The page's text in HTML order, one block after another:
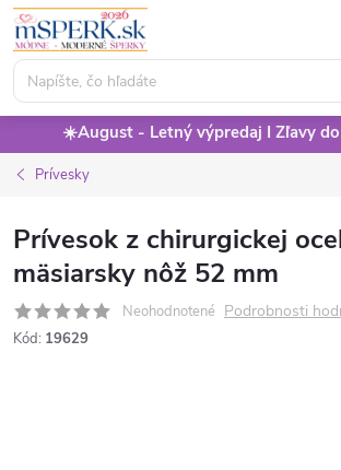
Prejsť
obsah
☀️August - Letný výpredaj I Zľavy
Prívesky
Prívesok z chirurgickej
mäsiarsky nôž 52 mm
Neohodnotené Podrobnosti
Kód: 19629